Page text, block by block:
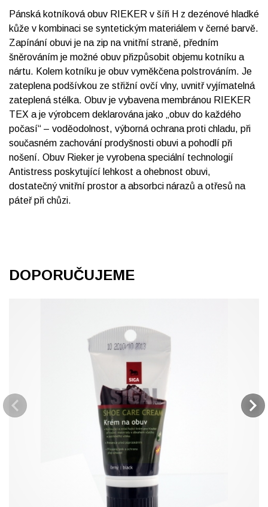
Pánská kotníková obuv RIEKER v šíři H z dezénové hladké
kůže v kombinaci se syntetickým materiálem v černé barvě.
Zapínání obuvi je na zip na vnitřní straně, předním
šněrováním je možné obuv přizpůsobit objemu kotníku a
nártu. Kolem kotníku je obuv vyměkčena polstrováním. Je
zateplena podšívkou ze střižní ovčí vlny, uvnitř vyjímatelná
zateplená stélka. Obuv je vybavena membránou RIEKER
TEX a je výrobcem deklarována jako „obuv do každého
počasí“ – voděodolnost, výborná ochrana proti chladu, při
současném zachování prodyšnosti obuvi a pohodlí při
nošení. Obuv Rieker je vyrobena speciální technologií
Antistress poskytující lehkost a ohebnost obuvi,
dostatečný vnitřní prostor a absorbci nárazů a otřesů na
páteř při chůzi.
DOPORUČUJEME